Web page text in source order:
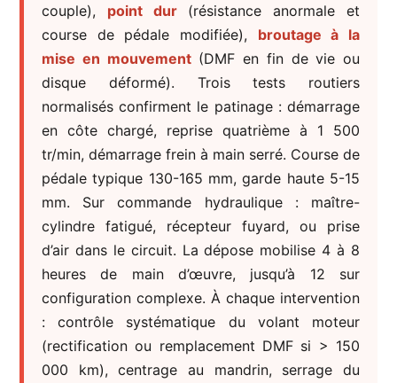
couple), point dur(résistance anormale et
course de pédale modifiée), broutage à la
mise en mouvement(DMF en fin de vie ou
disque déformé). Trois tests routiers
normalisés confirment le patinage : démarrage
en côte chargé, reprise quatrième à 1 500
tr/min, démarrage frein à main serré. Course de
pédale typique 130-165 mm, garde haute 5-15
mm. Sur commande hydraulique : maître-
cylindre fatigué, récepteur fuyard, ou prise
d’air dans le circuit. La dépose mobilise 4 à 8
heures de main d’œuvre, jusqu’à 12 sur
configuration complexe. À chaque intervention
: contrôle systématique du volant moteur
(rectification ou remplacement DMF si > 150
000 km), centrage au mandrin, serrage du